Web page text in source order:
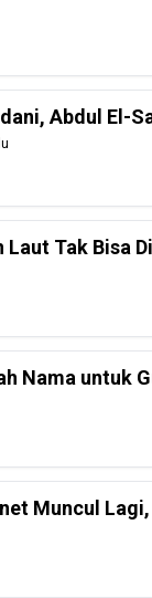
Abdul El-
Laut Tak Bisa
Nama untuk
Muncul